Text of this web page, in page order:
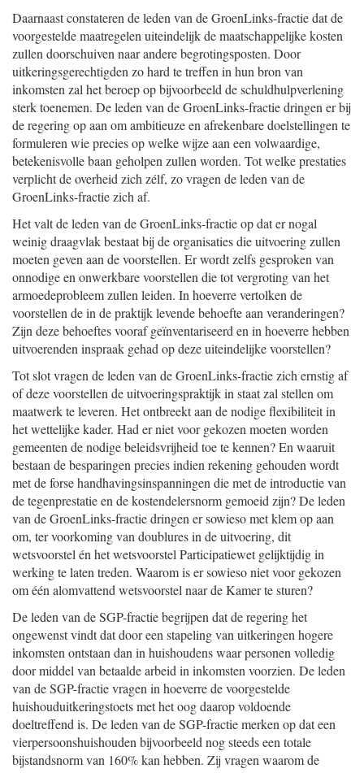
Daarnaast constateren de leden van de GroenLinks-fractie dat de
voorgestelde maatregelen uiteindelijk de maatschappelijke kosten
zullen doorschuiven naar andere begrotingsposten. Door
uitkeringsgerechtigden zo hard te treffen in hun bron van
inkomsten zal het beroep op bijvoorbeeld de schuldhulpverlening
sterk toenemen. De leden van de GroenLinks-fractie dringen er bij
de regering op aan om ambitieuze en afrekenbare doelstellingen te
formuleren wie precies op welke wijze aan een volwaardige,
betekenisvolle baan geholpen zullen worden. Tot welke prestaties
verplicht de overheid zich zélf, zo vragen de leden van de
GroenLinks-fractie zich af.
Het valt de leden van de GroenLinks-fractie op dat er nogal
weinig draagvlak bestaat bij de organisaties die uitvoering zullen
moeten geven aan de voorstellen. Er wordt zelfs gesproken van
onnodige en onwerkbare voorstellen die tot vergroting van het
armoedeprobleem zullen leiden. In hoeverre vertolken de
voorstellen de in de praktijk levende behoefte aan veranderingen?
Zijn deze behoeftes vooraf geïnventariseerd en in hoeverre hebben
uitvoerenden inspraak gehad op deze uiteindelijke voorstellen?
Tot slot vragen de leden van de GroenLinks-fractie zich ernstig af
of deze voorstellen de uitvoeringspraktijk in staat zal stellen om
maatwerk te leveren. Het ontbreekt aan de nodige flexibiliteit in
het wettelijke kader. Had er niet voor gekozen moeten worden
gemeenten de nodige beleidsvrijheid toe te kennen? En waaruit
bestaan de besparingen precies indien rekening gehouden wordt
met de forse handhavingsinspanningen die met de introductie van
de tegenprestatie en de kostendelersnorm gemoeid zijn? De leden
van de GroenLinks-fractie dringen er sowieso met klem op aan
om, ter voorkoming van doublures in de uitvoering, dit
wetsvoorstel én het wetsvoorstel Participatiewet gelijktijdig in
werking te laten treden. Waarom is er sowieso niet voor gekozen
om één alomvattend wetsvoorstel naar de Kamer te sturen?
De leden van de SGP-fractie begrijpen dat de regering het
ongewenst vindt dat door een stapeling van uitkeringen hogere
inkomsten ontstaan dan in huishoudens waar personen volledig
door middel van betaalde arbeid in inkomsten voorzien. De leden
van de SGP-fractie vragen in hoeverre de voorgestelde
huishouduitkeringstoets met het oog daarop voldoende
doeltreffend is. De leden van de SGP-fractie merken op dat een
vierpersoonshuishouden bijvoorbeeld nog steeds een totale
bijstandsnorm van 160% kan hebben. Zij vragen waarom de